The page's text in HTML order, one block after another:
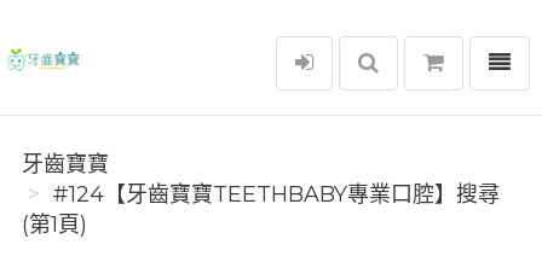
牙齒寶寶
選單
牙齒寶寶
#124【牙齒寶寶TEETHBABY專業口腔】搜尋
(第1頁)